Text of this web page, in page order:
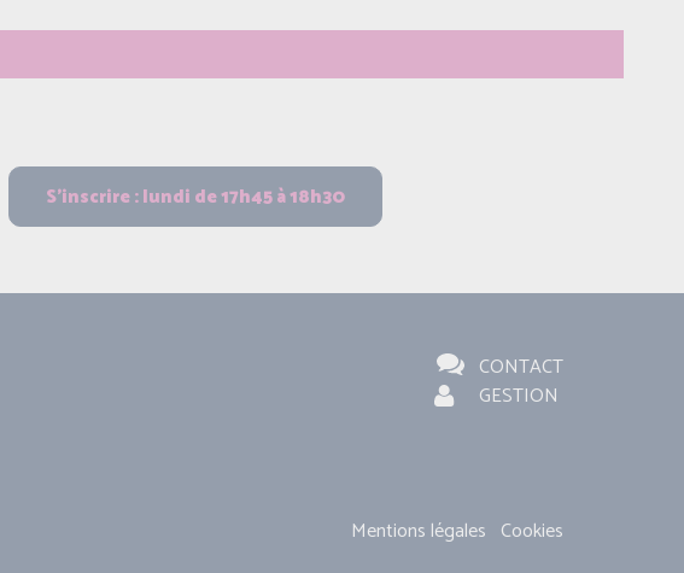
CONTACT
GESTION
Mentions légales Cookies